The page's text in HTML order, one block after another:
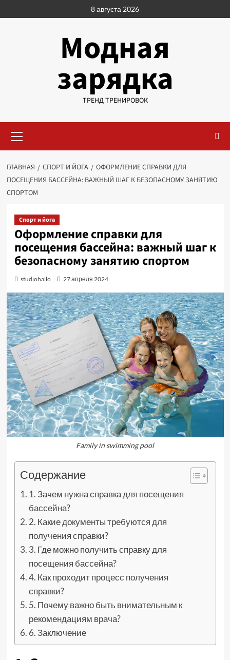
к
8 августа 2026
Модная
зарядка
ТРЕНД ТРЕНИРОВОК
меню
ГЛАВНАЯ СПОРТ И ЙОГА
ОФОРМЛЕНИЕ СПРАВКИ ДЛЯ
ПОСЕЩЕНИЯ БАССЕЙНА: ВАЖНЫЙ ШАГ К БЕЗОПАСНОМУ ЗАНЯТИЮ
СПОРТОМ
Спорт и йога
Оформление справки для
посещения бассейна: важный шаг к
безопасному занятию спортом
studiohallo_ 27 апреля 2024
Family in swimming pool
Содержание
1. Зачем нужна справка для посещения
бассейна?
2. Какие документы требуются для
получения справки?
3. Где можно получить справку для
посещения бассейна?
4. Как проходит процесс получения
справки?
5. Почему важно быть внимательным к
рекомендациям врача?
6. Заключение